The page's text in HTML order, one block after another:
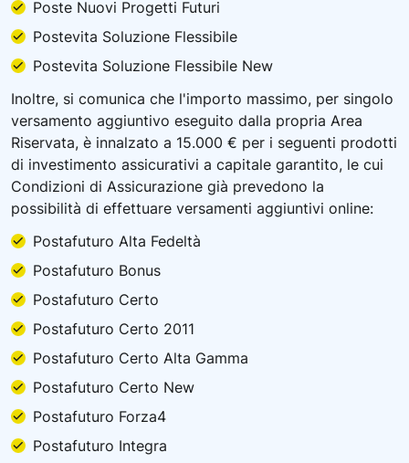
Poste Nuovi Progetti Futuri
Postevita Soluzione Flessibile
Postevita Soluzione Flessibile New
Inoltre, si comunica che l'importo massimo, per singolo
versamento aggiuntivo eseguito dalla propria Area
Riservata, è innalzato a 15.000 € per i seguenti prodotti
di investimento assicurativi a capitale garantito, le cui
Condizioni di Assicurazione già prevedono la
possibilità di effettuare versamenti aggiuntivi online:
Postafuturo Alta Fedeltà
Postafuturo Bonus
Postafuturo Certo
Postafuturo Certo 2011
Postafuturo Certo Alta Gamma
Postafuturo Certo New
Postafuturo Forza4
Postafuturo Integra